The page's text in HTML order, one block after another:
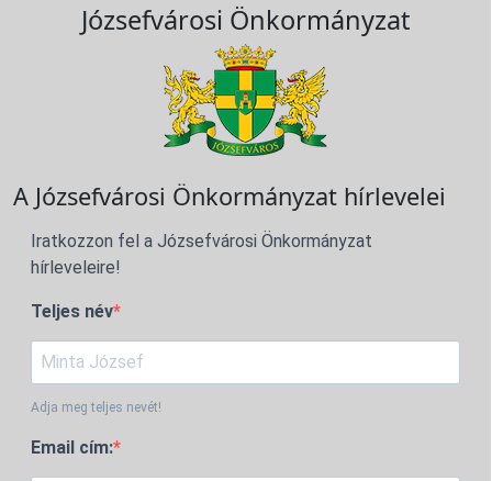
Józsefvárosi Önkormányzat
A Józsefvárosi Önkormányzat hírlevelei
Iratkozzon fel a Józsefvárosi Önkormányzat
hírleveleire!
Teljes név
Adja meg teljes nevét!
Email cím: